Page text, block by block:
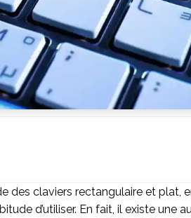
des claviers rectangulaire et plat,
d’utiliser. En fait, il existe une